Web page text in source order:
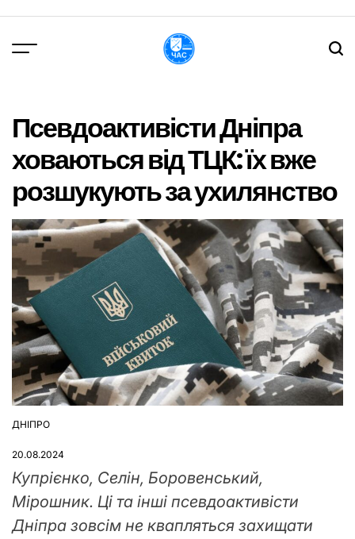
вмісту
Псевдоактивісти Дніпра
ховаються від ТЦК: їх вже
розшукують за ухилянство
ОПУБЛІКУВАТИ
ДНІПРО
20.08.2024
Купрієнко, Селін, Боровенський,
Мірошник. Ці та інші псевдоактивісти
Дніпра зовсім не квапляться захищати